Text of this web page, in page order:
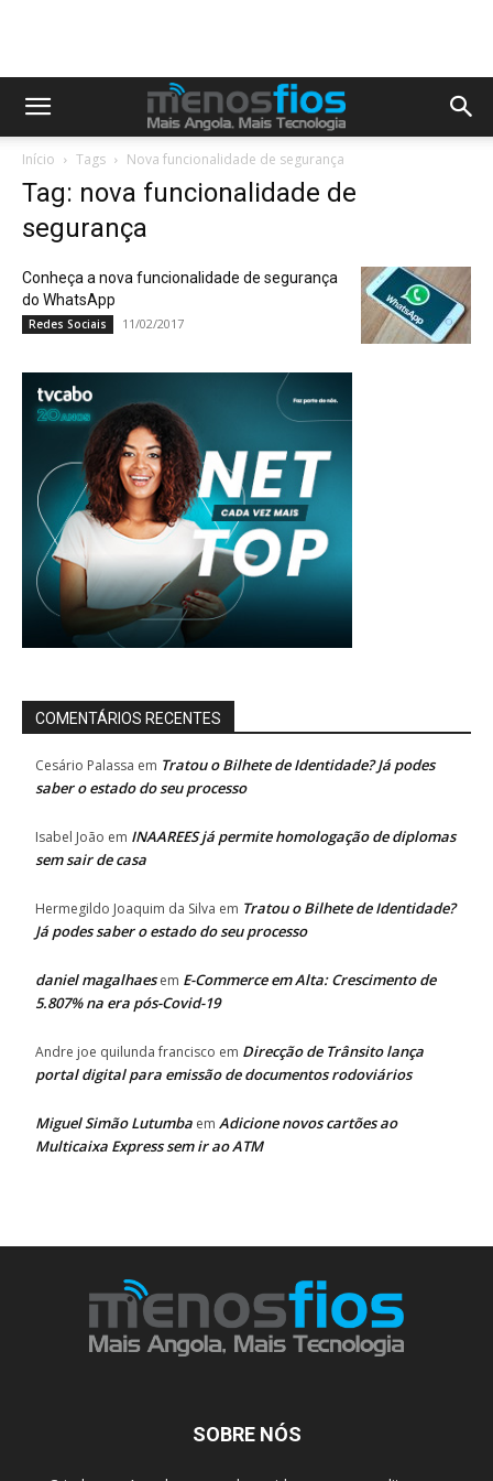
Início Tags Nova funcionalidade de segurança
Tag: nova funcionalidade de
segurança
Conheça a nova funcionalidade de segurança
do WhatsApp
Redes Sociais 11/02/2017
COMENTÁRIOS RECENTES
Cesário Palassa em Tratou o Bilhete de Identidade? Já podes
saber o estado do seu processo
Isabel João em INAAREES já permite homologação de diplomas
sem sair de casa
Hermegildo Joaquim da Silva em Tratou o Bilhete de Identidade?
Já podes saber o estado do seu processo
daniel magalhaesem E-Commerce em Alta: Crescimento de
5.807% na era pós-Covid-19
Andre joe quilunda francisco em Direcção de Trânsito lança
portal digital para emissão de documentos rodoviários
Miguel Simão Lutumba em Adicione novos cartões ao
Multicaixa Express sem ir ao ATM
SOBRE NÓS